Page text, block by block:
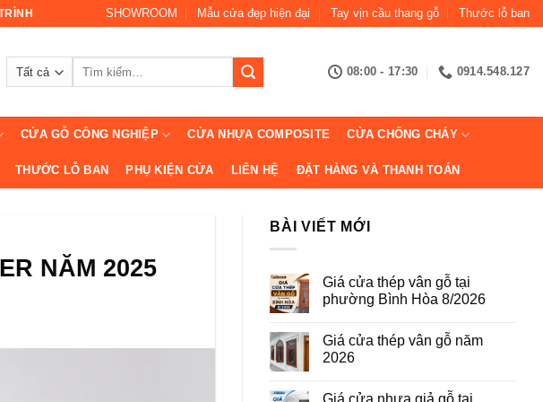
SHOWROOM Mẫu cửa đẹp hiện đại Tay vịn cầu thang gỗ Thước lỗ ban
08:00 - 17:30 0914.548.127
CỬA GỖ CÔNG NGHIỆP CỬA NHỰA COMPOSITE CỬA CHỐNG CHÁY
THƯỚC LỖ BAN PHỤ KIỆN CỬA LIÊN HỆ ĐẶT HÀNG VÀ THANH TOÁN
NĂM 2025
BÀI VIẾT MỚI
Giá cửa thép vân gỗ tại
phường Bình Hòa 8/2026
bình
luận
ở
thép
Giá cửa thép vân gỗ năm
2026
bình
Giá cửa nhựa giả gỗ tại